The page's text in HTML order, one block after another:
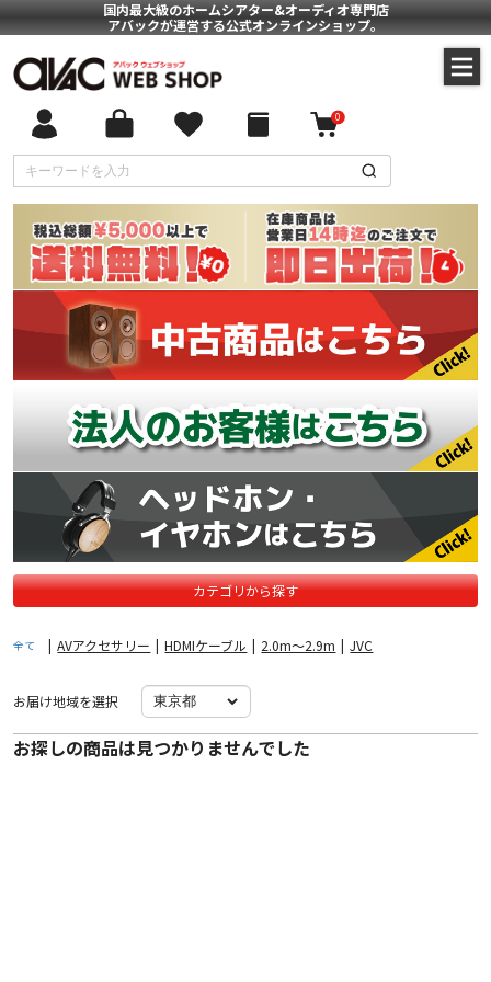
国内最大級のホームシアター&オーディオ専門店
アバックが運営する公式オンラインショップ。
0
カテゴリから探す
全て | AVアクセサリー | HDMIケーブル | 2.0m〜2.9m | JVC
お届け地域を選択
お探しの商品は見つかりませんでした